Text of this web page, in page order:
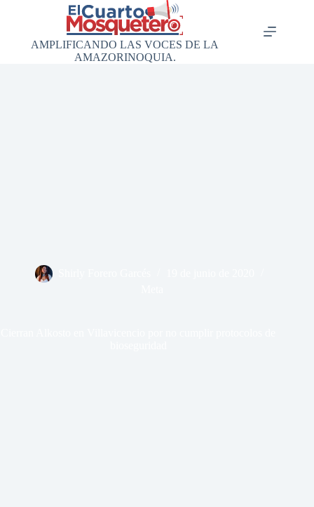
AMPLIFICANDO LAS VOCES DE LA
AMAZORINOQUIA.